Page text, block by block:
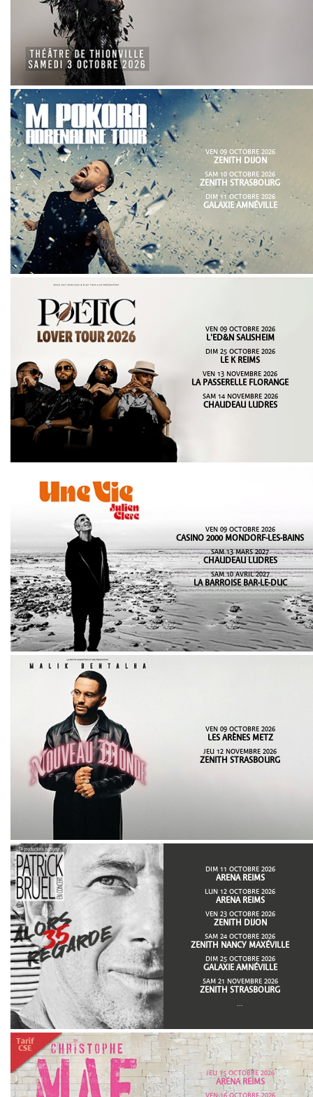
VEN 09 OCTOBRE 2026
ZENITH DIJON
SAM 10 OCTOBRE 2026
ZENITH STRASBOURG
DIM 11 OCTOBRE 2026
GALAXIE AMNÉVILLE
VEN 09 OCTOBRE 2026
L'ED&N SAUSHEIM
DIM 25 OCTOBRE 2026
LE K REIMS
VEN 13 NOVEMBRE 2026
LA PASSERELLE FLORANGE
SAM 14 NOVEMBRE 2026
CHAUDEAU LUDRES
VEN 09 OCTOBRE 2026
CASINO 2000 MONDORF-LES-BAINS
SAM 13 MARS 2027
CHAUDEAU LUDRES
SAM 10 AVRIL 2027
LA BARROISE BAR-LE-DUC
VEN 09 OCTOBRE 2026
LES ARÈNES METZ
JEU 12 NOVEMBRE 2026
ZENITH STRASBOURG
DIM 11 OCTOBRE 2026
ARENA REIMS
LUN 12 OCTOBRE 2026
ARENA REIMS
VEN 23 OCTOBRE 2026
ZENITH DIJON
SAM 24 OCTOBRE 2026
ZENITH NANCY MAXÉVILLE
DIM 25 OCTOBRE 2026
GALAXIE AMNÉVILLE
SAM 21 NOVEMBRE 2026
ZENITH STRASBOURG
JEU 15 OCTOBRE 2026
ARENA REIMS
VEN 16 OCTOBRE 2026